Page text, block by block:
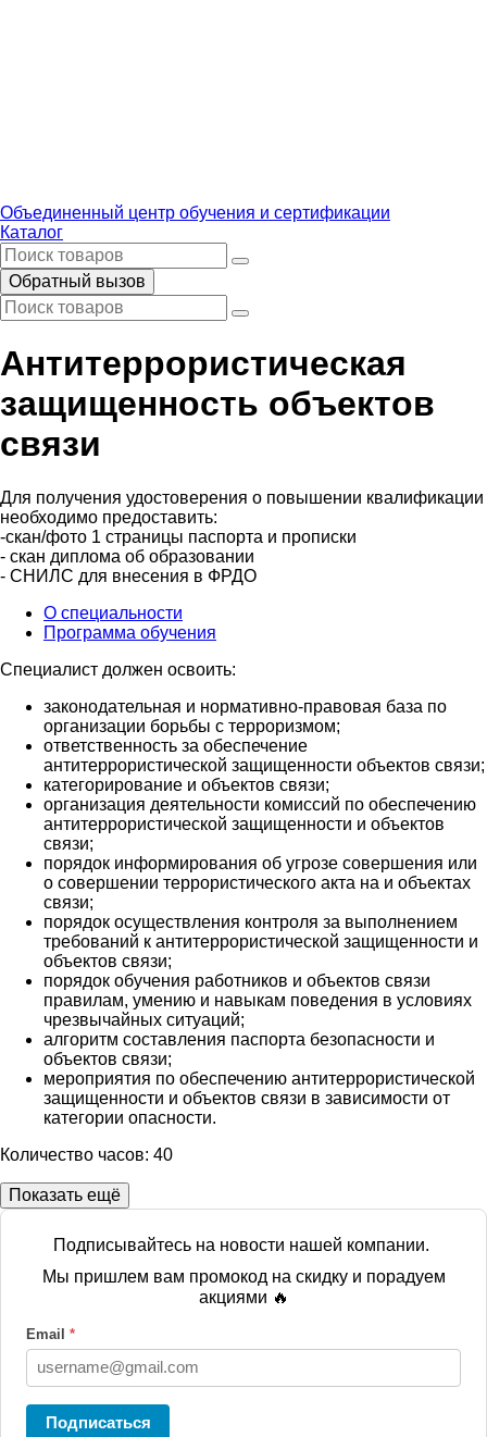
Объединенный центр обучения и сертификации
Каталог
Обратный вызов
Антитеррористическая
защищенность объектов
связи
Для получения удостоверения о повышении квалификации
необходимо предоставить:
-скан/фото 1 страницы паспорта и прописки
- скан диплома об образовании
- СНИЛС для внесения в ФРДО
О специальности
Программа обучения
Специалист должен освоить:
законодательная и нормативно-правовая база по
организации борьбы с терроризмом;
ответственность за обеспечение
антитеррористической защищенности объектов связи;
категорирование и объектов связи;
организация деятельности комиссий по обеспечению
антитеррористической защищенности и объектов
связи;
порядок информирования об угрозе совершения или
о совершении террористического акта на и объектах
связи;
порядок осуществления контроля за выполнением
требований к антитеррористической защищенности и
объектов связи;
порядок обучения работников и объектов связи
правилам, умению и навыкам поведения в условиях
чрезвычайных ситуаций;
алгоритм составления паспорта безопасности и
объектов связи;
мероприятия по обеспечению антитеррористической
защищенности и объектов связи в зависимости от
категории опасности.
Количество часов: 40
Показать ещё
Подписывайтесь на новости нашей компании.
Мы пришлем вам промокод на скидку и порадуем
акциями 🔥
Email *
Подписаться